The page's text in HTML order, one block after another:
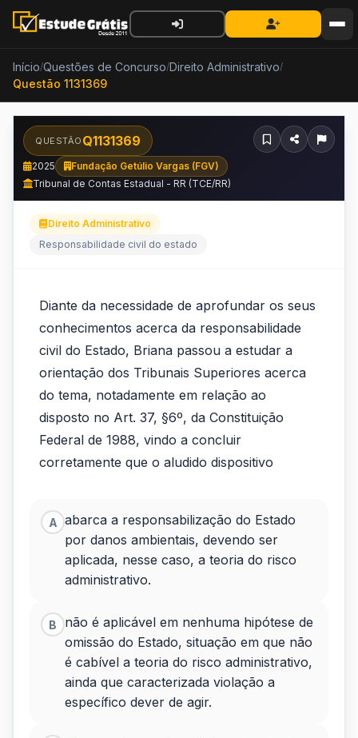
Início/Questões de Concurso/Direito Administrativo/
Questão 1131369
QUESTÃO Q1131369
2025
Fundação Getúlio Vargas (FGV)
Tribunal de Contas Estadual - RR (TCE/RR)
Direito Administrativo
Responsabilidade civil do estado
Diante
da
necessidade
de
aprofundar
os
seus...
Diante da necessidade de aprofundar os seus
conhecimentos acerca da responsabilidade
civil do Estado, Briana passou a estudar a
orientação dos Tribunais Superiores acerca
do tema, notadamente em relação ao
disposto no Art. 37, §6º, da Constituição
Federal de 1988, vindo a concluir
corretamente que o aludido dispositivo
A abarca a responsabilização do Estado
por danos ambientais, devendo ser
aplicada, nesse caso, a teoria do risco
administrativo.
B
não é aplicável em nenhuma hipótese de
omissão do Estado, situação em que não
é cabível a teoria do risco administrativo,
ainda que caracterizada violação a
específico dever de agir.